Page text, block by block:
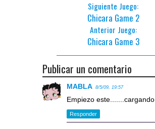
Siguiente Juego:
Chicara Game 2
Anterior Juego:
Chicara Game 3
Publicar un comentario
MABLA 8/5/09, 19:57
Empiezo este.......cargando
Responder